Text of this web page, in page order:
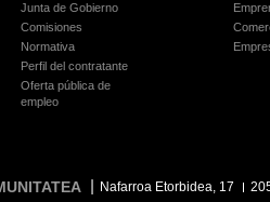
Junta de Gobierno
Comisiones
Normativa
Perfil del contratante
Oferta pública de
empleo
Nafarroa Etorbidea, 17